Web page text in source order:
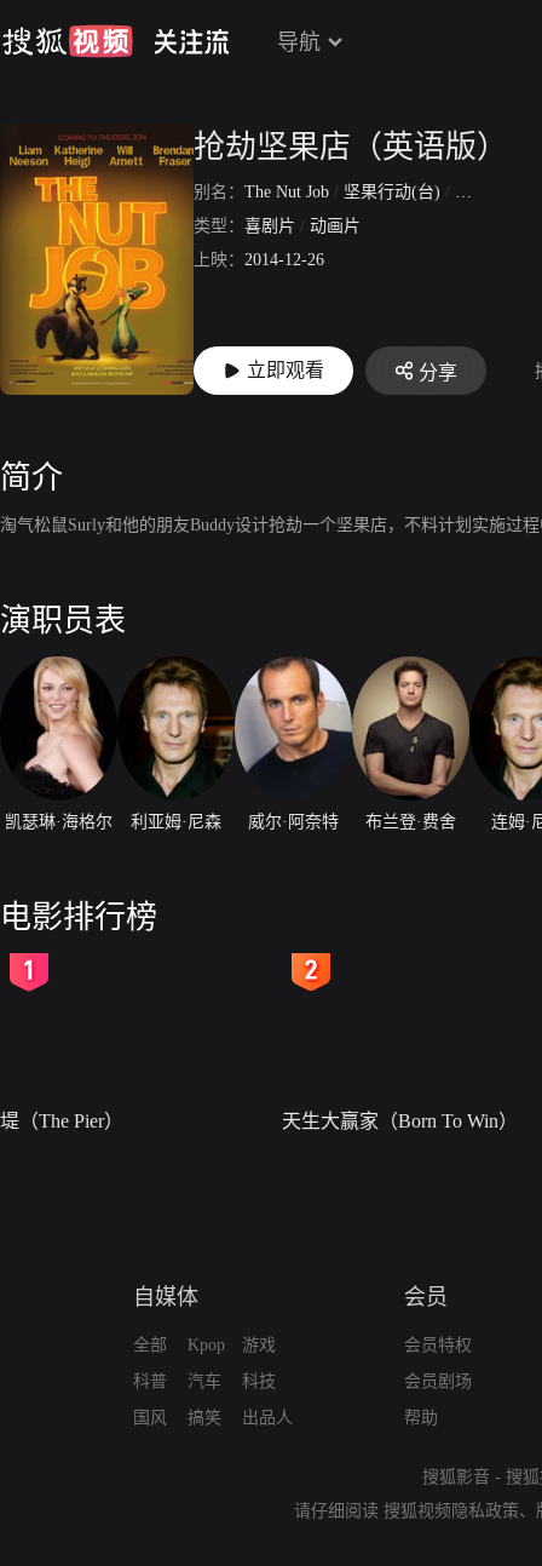
导航
抢劫坚果店（英语版）
别名： The Nut Job / 坚果行动(台) / 古惑松鼠
类型： 喜剧片 / 动画片
上映： 2014-12-26
立即观看 分享
简介
淘气松鼠Surly和他的朋友Buddy设计抢劫一个坚果店，不料计划实施过
演职员表
凯瑟琳·海格尔 利亚姆·尼森 威尔·阿奈特 布兰登·费舍 连姆·
电影排行榜
堤（The Pier） 天生大赢家（Born To Win）
自媒体
全部
科普
国风
Kpop
汽车
搞笑
游戏
科技
出品人
会员
会员特权
会员剧场
帮助
搜狐影音 - 搜
请仔细阅读 搜狐视频隐私政策、